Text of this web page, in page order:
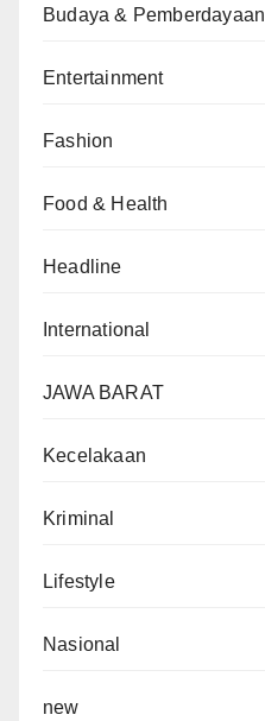
Budaya & Pemberdayaan
Entertainment
Fashion
Food & Health
Headline
International
JAWA BARAT
Kecelakaan
Kriminal
Lifestyle
Nasional
new